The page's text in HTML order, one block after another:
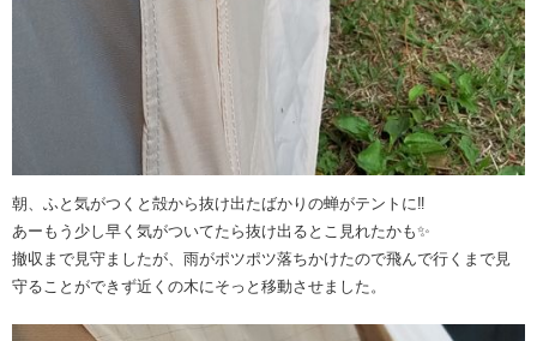
朝、ふと気がつくと殻から抜け出たばかりの蝉がテントに‼️
あーもう少し早く気がついてたら抜け出るとこ見れたかも✨
撤収まで見守ましたが、雨がポツポツ落ちかけたので飛んで行くまで見
守ることができず近くの木にそっと移動させました。